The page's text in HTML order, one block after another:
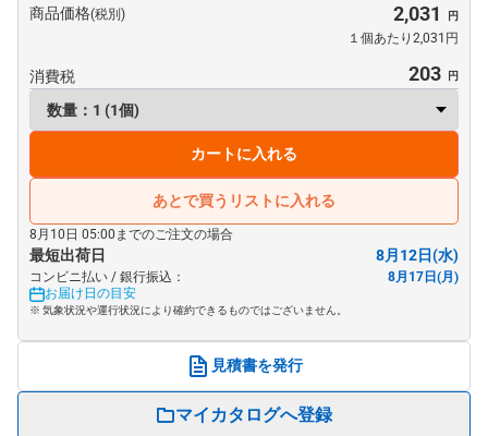
商品価格(税別) 2,031
１個あたり2,031円
消費税 203
カートに入れる
あとで買うリストに入れる
8月10日 05:00までのご注文の場合
最短出荷日 8月12日(水)
コンビニ払い / 銀行振込：
8月17日(月)
お届け日の目安
※ 気象状況や運行状況により確約できるものではございません。
見積書を発行
マイカタログへ登録